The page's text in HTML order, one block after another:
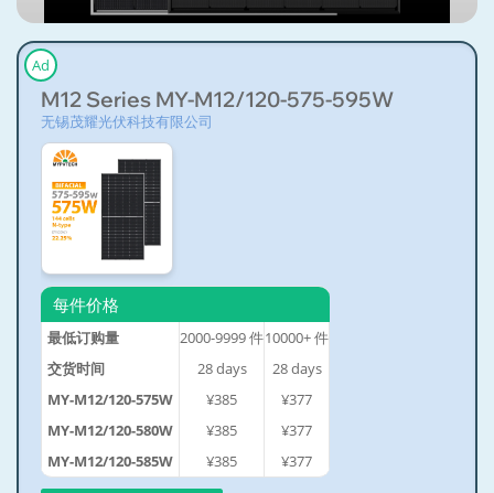
Ad
M12 Series MY-M12/120-575-595W
无锡茂耀光伏科技有限公司
每件价格
最低订购量 2000-9999件10000+件
交货时间
28days 28days
MY-M12/120-575W
¥385
¥377
MY-M12/120-580W
¥385
¥377
MY-M12/120-585W
¥385 ¥377